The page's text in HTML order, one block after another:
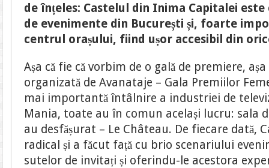
la
Château
Castelul
Capitalei
de înțeles: Castelul din Inima Capitalei
de evenimente din București și, foarte
centrul orașului, fiind ușor accesibil din
Așa că fie că vorbim de o gală de premiere,
organizată de Avanataje – Gala Premiilor
mai importantă întâlnire a industriei de
Mania, toate au în comun același lucru: sala
au desfășurat – Le Château. De fiecare dată,
radical și a făcut față cu brio scenariului
sutelor de invitați și oferindu-le acestora